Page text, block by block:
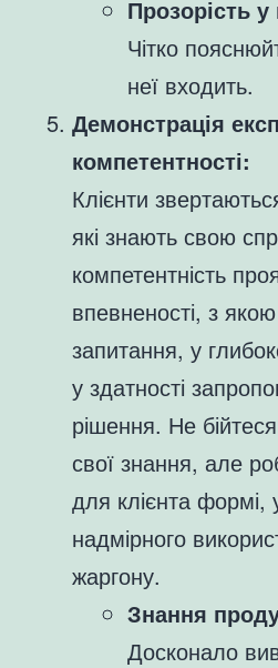
Прозорість у
Чітко
неї входить.
Демонстрація
компетентності:
Клієнти
які знають свою
компетентність
впевненості, з
запитання, у
у здатності
рішення. Не
свої знання, але
для клієнта формі,
надмірного
жаргону.
Знання
Досконало